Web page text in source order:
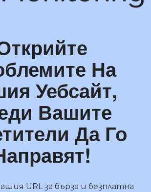
На
Уебсайт,
Вашите
Да Го
URL за бърза и безплатна